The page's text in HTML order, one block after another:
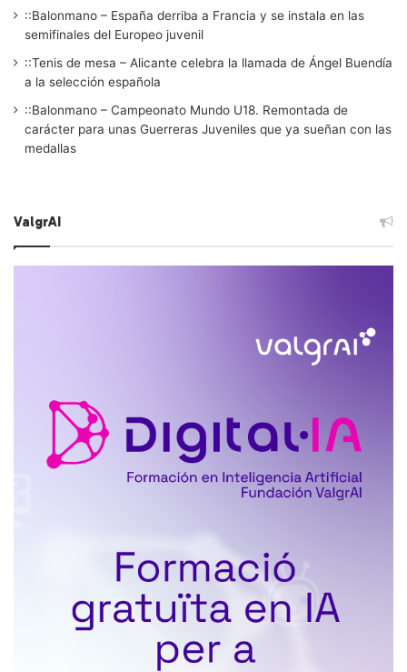
::Balonmano – España derriba a Francia y se instala en las
semifinales del Europeo juvenil
::Tenis de mesa – Alicante celebra la llamada de Ángel Buendía
a la selección española
::Balonmano – Campeonato Mundo U18. Remontada de
carácter para unas Guerreras Juveniles que ya sueñan con las
medallas
ValgrAI